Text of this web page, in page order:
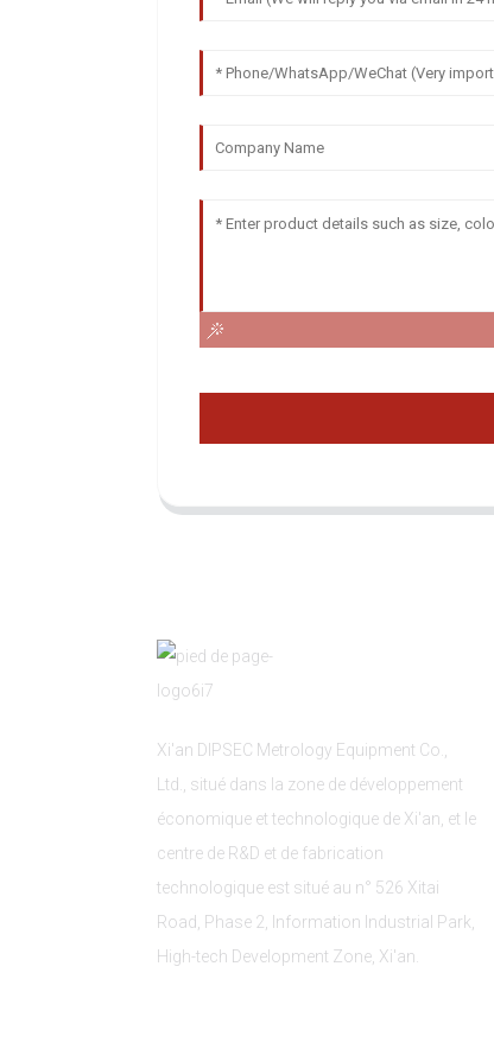
Xi'an DIPSEC Metrology Equipment Co.,
Ltd., situé dans la zone de développement
économique et technologique de Xi'an, et le
centre de R&D et de fabrication
technologique est situé au n° 526 Xitai
Road, Phase 2, Information Industrial Park,
High-tech Development Zone, Xi'an.